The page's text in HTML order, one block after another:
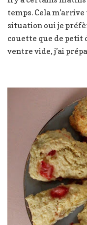
temps. Cela
situation oui je
couette que de petit
ventre vide, j’ai